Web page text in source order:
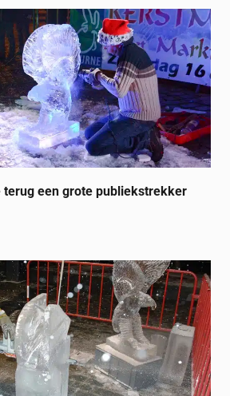
terug een grote publiekstrekker